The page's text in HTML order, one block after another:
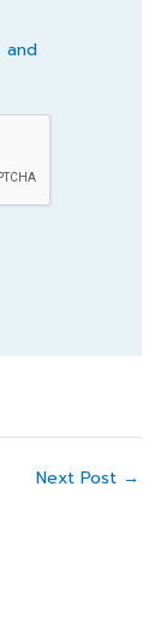
and
Next Post →